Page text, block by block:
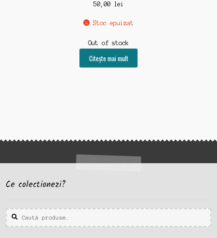
50,00 lei
Stoc epuizat
Out of stock
Citește mai mult
Ce colectionezi?
Caută
după:
Caută